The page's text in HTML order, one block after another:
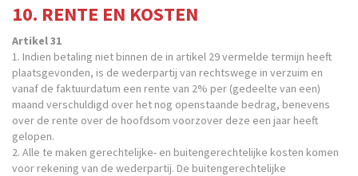
10. RENTE EN KOSTEN
Artikel 31
1. Indien betaling niet binnen de in artikel 29 vermelde termijn heeft
plaatsgevonden, is de wederpartij van rechtswege in verzuim en
vanaf de faktuurdatum een rente van 2% per (gedeelte van een)
maand verschuldigd over het nog openstaande bedrag, benevens
over de rente over de hoofdsom voorzover deze een jaar heeft
gelopen.
2. Alle te maken gerechtelijke- en buitengerechtelijke kosten komen
voor rekening van de wederpartij. De buitengerechtelijke